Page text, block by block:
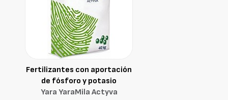
Fertilizantes con aportación
de fósforo y potasio
Yara YaraMila Actyva